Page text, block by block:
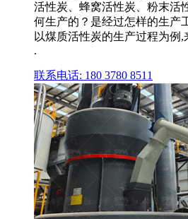
活性炭、蜂窝活性炭、粉末活
何生产的？是经过怎样的生产
以煤质活性炭的生产过程为例
.
联系电话: 180 3780 8511